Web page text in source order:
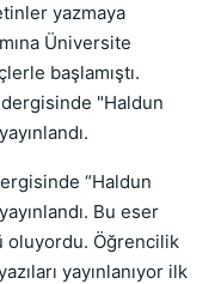
yazmaya
Üniversite
başlamıştı.
"Haldun
“Haldun
Bu eser
oluyordu. Öğrencilik
yayınlanıyor ilk